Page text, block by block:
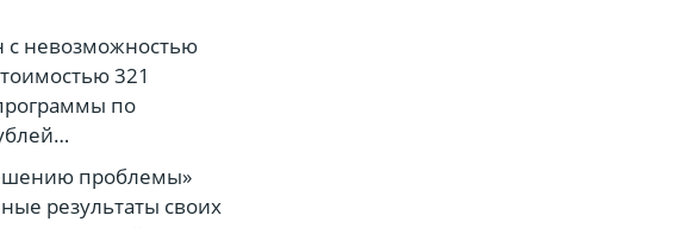
с невозможностью
321
по
проблемы»
результаты своих